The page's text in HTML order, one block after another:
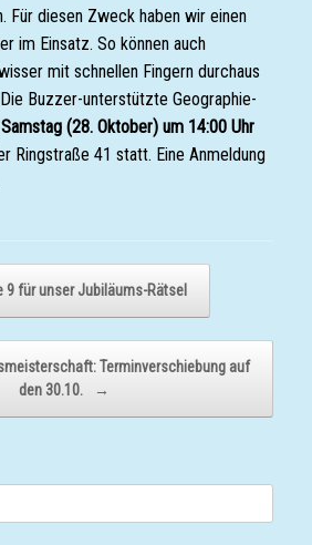
Für diesen Zweck haben wir einen
im Einsatz. So können auch
mit schnellen Fingern durchaus
Buzzer-unterstützte Geographie-
Samstag (28. Oktober) um 14:00 Uhr
Ringstraße 41 statt. Eine Anmeldung
9 für unser Jubiläums-Rätsel
Terminverschiebung auf
den 30.10.
→